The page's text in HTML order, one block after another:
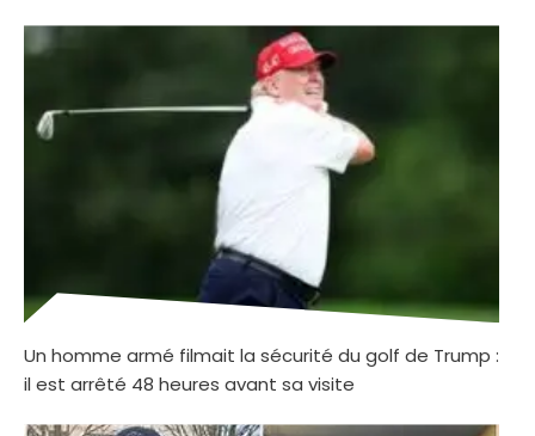
Un homme armé filmait la sécurité du golf de Trump :
il est arrêté 48 heures avant sa visite